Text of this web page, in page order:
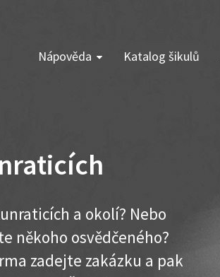
Nápověda Katalog šikulů
a okolí? Nebo
někoho osvědčeného?
zadejte zakázku a pak